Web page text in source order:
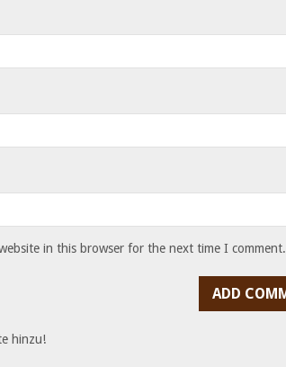
in this browser for the next time I comment.
hinzu!